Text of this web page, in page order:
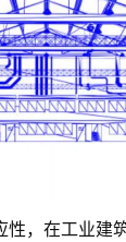
，在工业建